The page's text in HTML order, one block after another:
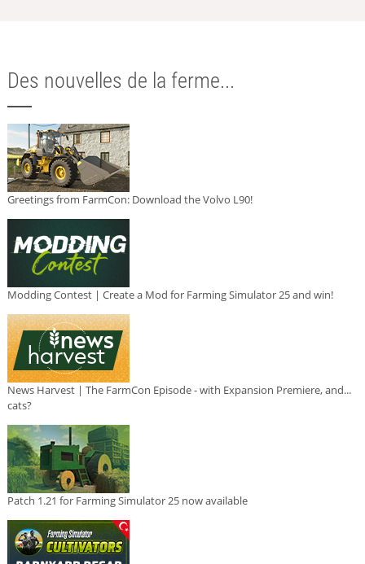
Des nouvelles de la ferme...
Greetings from FarmCon: Download the Volvo L90!
Modding Contest | Create a Mod for Farming Simulator 25 and win!
News Harvest | The FarmCon Episode - with Expansion Premiere, and...
cats?
Patch 1.21 for Farming Simulator 25 now available